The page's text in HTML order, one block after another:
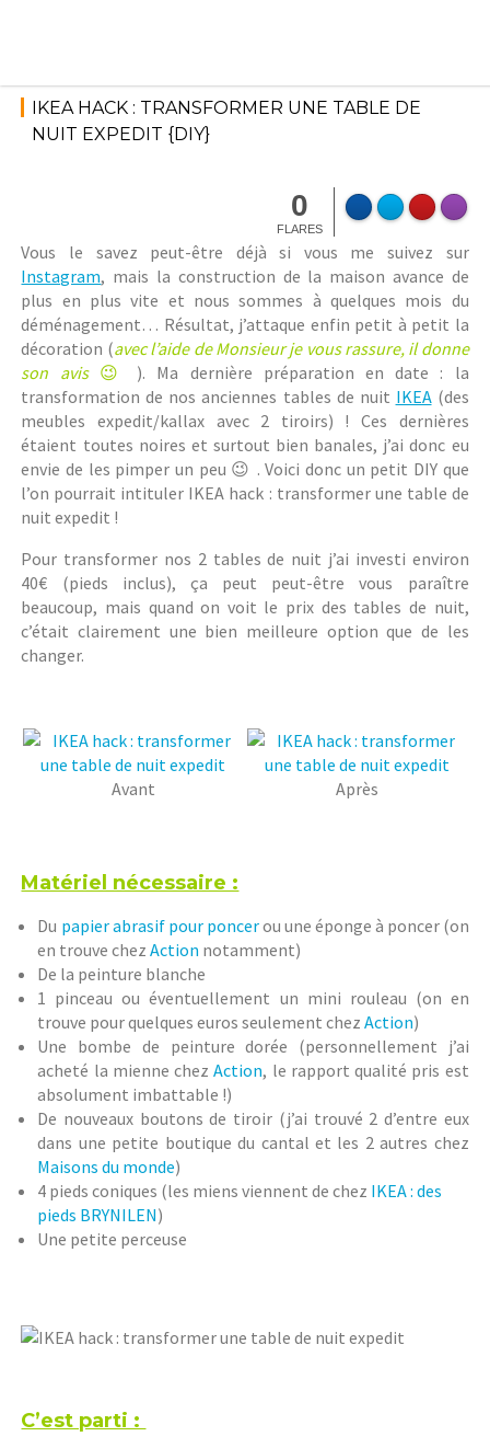
StéphanieM
IKEA HACK : TRANSFORMER UNE TABLE DE
NUIT EXPEDIT {DIY}
0
FLARES
Vous le savez peut-être déjà si vous me suivez sur
Instagram, mais la construction de la maison avance de
plus en plus vite et nous sommes à quelques mois du
déménagement… Résultat, j’attaque enfin petit à petit la
décoration (avec l’aide de Monsieur je vous rassure, il donne
son avis 😉
). Ma dernière préparation en date : la
transformation de nos anciennes tables de nuit IKEA(des
meubles expedit/kallax avec 2 tiroirs) ! Ces dernières
étaient toutes noires et surtout bien banales, j’ai donc eu
envie de les pimper un peu 😉 . Voici donc un petit DIY que
l’on pourrait intituler IKEA hack : transformer une table de
nuit expedit !
Pour transformer nos 2 tables de nuit j’ai investi environ
40€ (pieds inclus), ça peut peut-être vous paraître
beaucoup, mais quand on voit le prix des tables de nuit,
c’était clairement une bien meilleure option que de les
changer.
Avant Après
Matériel nécessaire :
Du papier abrasif pour poncerou une éponge à poncer (on
en trouve chezAction notamment)
De la peinture blanche
1 pinceau ou éventuellement un mini rouleau (on en
trouve pour quelques euros seulement chezAction)
Une bombe de peinture dorée (personnellement j’ai
acheté la mienne chezAction, le rapport qualité pris est
absolument imbattable !)
De nouveaux boutons de tiroir (j’ai trouvé 2 d’entre eux
dans une petite boutique du cantal et les 2 autres chez
Maisons du monde)
4 pieds coniques (les miens viennent de chez IKEA : des
pieds BRYNILEN)
Une petite perceuse
C’est parti :